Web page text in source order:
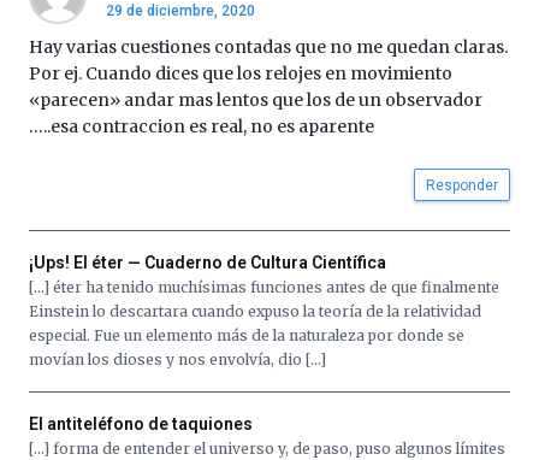
29 de diciembre, 2020
Hay varias cuestiones contadas que no me quedan claras.
Por ej. Cuando dices que los relojes en movimiento
«parecen» andar mas lentos que los de un observador
…..esa contraccion es real, no es aparente
Responder
¡Ups! El éter — Cuaderno de Cultura Científica
[…] éter ha tenido muchísimas funciones antes de que finalmente
Einstein lo descartara cuando expuso la teoría de la relatividad
especial. Fue un elemento más de la naturaleza por donde se
movían los dioses y nos envolvía, dio […]
El antiteléfono de taquiones
[…] forma de entender el universo y, de paso, puso algunos límites